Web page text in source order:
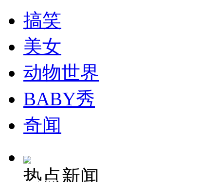
纽约上演“枕头大战”
司机酒驾遇交警 急速倒车逃窜
搞笑
美女
动物世界
BABY秀
奇闻
热点新闻